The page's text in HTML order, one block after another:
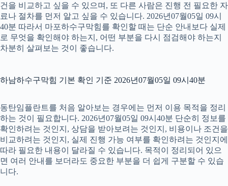
건을 비교하고 싶을 수 있으며, 또 다른 사람은 진행 전 필요한 자
료나 절차를 먼저 알고 싶을 수 있습니다. 2026년07월05일 09시
40분 따라서 마포하수구막힘를 확인할 때는 단순 안내보다 실제
로 무엇을 확인해야 하는지, 어떤 부분을 다시 점검해야 하는지
차분히 살펴보는 것이 좋습니다.
하남하수구막힘 기본 확인 기준 2026년07월05일 09시40분
동탄임플란트를 처음 알아보는 경우에는 먼저 이용 목적을 정리
하는 것이 필요합니다. 2026년07월05일 09시40분 단순히 정보를
확인하려는 것인지, 상담을 받아보려는 것인지, 비용이나 조건을
비교하려는 것인지, 실제 진행 가능 여부를 확인하려는 것인지에
따라 필요한 내용이 달라질 수 있습니다. 목적이 정리되어 있으
면 여러 안내를 보더라도 중요한 부분을 더 쉽게 구분할 수 있습
니다.